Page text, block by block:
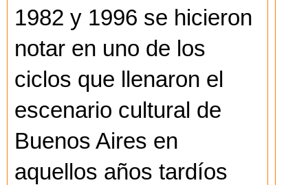
1982 y 1996 se hicieron
notar en uno de los
ciclos que llenaron el
escenario cultural de
Buenos Aires en
aquellos años tardíos